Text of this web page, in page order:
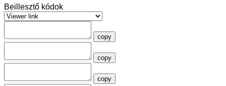
Beillesztő kódok
copy
copy
copy